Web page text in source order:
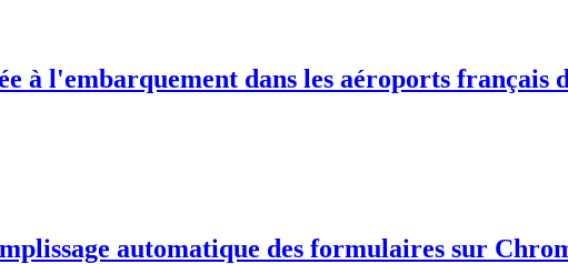
à l'embarquement dans les aéroports français
automatique des formulaires sur